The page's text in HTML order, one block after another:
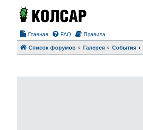
Главная FAQ Правила
Список форумов Галерея События